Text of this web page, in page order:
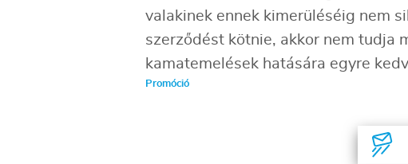
valakinek ennek kimerüléséig nem
szerződést kötnie, akkor nem tudja
kamatemelések hatására egyre
Promóció